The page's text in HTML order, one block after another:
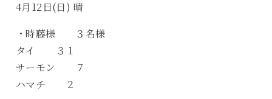
4月12日(日) 晴
・時藤様 ３名様
タイ ３１
サーモン ７
ハマチ ２